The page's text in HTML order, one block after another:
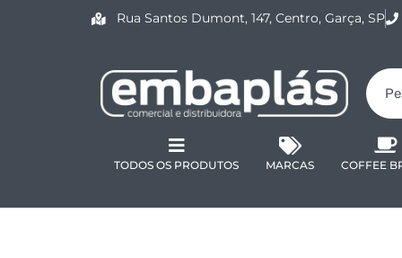
Rua Santos Dumont, 147, Centro, Garça, SP
TODOS OS PRODUTOS MARCAS COFFEE